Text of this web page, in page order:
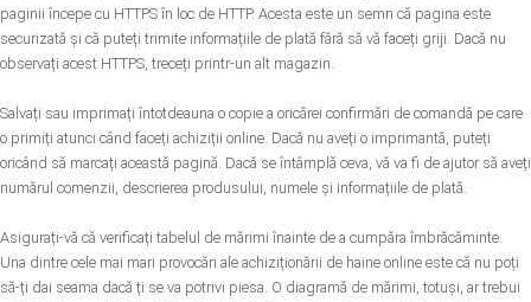
paginii începe cu HTTPS în loc de HTTP. Acesta este un semn că pagina este
securizată și că puteți trimite informațiile de plată fără să vă faceți griji. Dacă nu
observați acest HTTPS, treceți printr-un alt magazin.
Salvați sau imprimați întotdeauna o copie a oricărei confirmări de comandă pe care
o primiți atunci când faceți achiziții online. Dacă nu aveți o imprimantă, puteți
oricând să marcați această pagină. Dacă se întâmplă ceva, vă va fi de ajutor să aveți
numărul comenzii, descrierea produsului, numele și informațiile de plată.
Asigurați-vă că verificați tabelul de mărimi înainte de a cumpăra îmbrăcăminte.
Una dintre cele mai mari provocări ale achiziționării de haine online este că nu poți
să-ți dai seama dacă ți se va potrivi piesa. O diagramă de mărimi, totuși, ar trebui